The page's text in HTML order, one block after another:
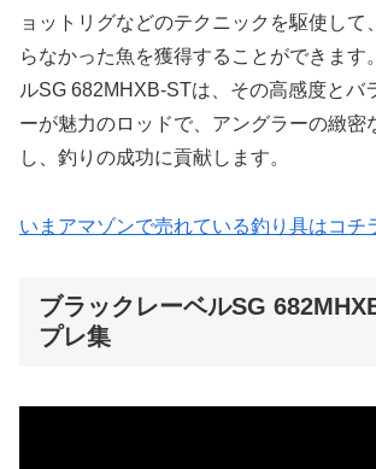
ョットリグなどのテクニックを駆使して
らなかった魚を獲得することができます
ルSG 682MHXB-STは、その高感度とバ
ーが魅力のロッドで、アングラーの緻密
し、釣りの成功に貢献します。
いまアマゾンで売れている釣り具はコチ
ブラックレーベルSG
プレ集